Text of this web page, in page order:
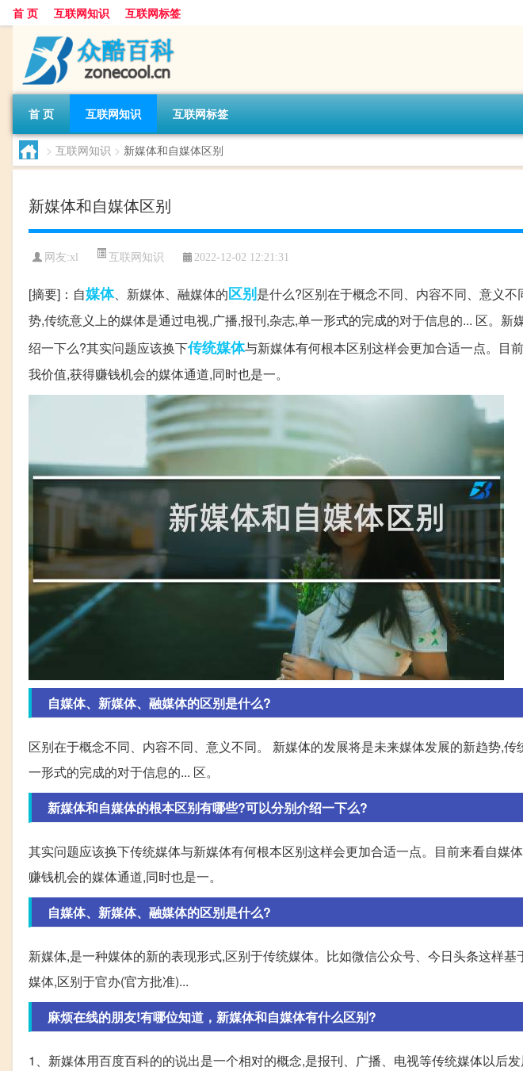
首 页 互联网知识 互联网标签
首 页 互联网知识 互联网标签
> 互联网知识 > 新媒体和自媒体区别
新媒体和自媒体区别
网友:xl 互联网知识 2022-12-02 12:21:31
[摘要]：自媒体、新媒体、融媒体的区别是什么?区别在于概念不同、内容不同、意义
势,传统意义上的媒体是通过电视,广播,报刊,杂志,单一形式的完成的对于信息的... 区。
绍一下么?其实问题应该换下传统媒体与新媒体有何根本区别这样会更加合适一点。目
我价值,获得赚钱机会的媒体通道,同时也是一。
自媒体、新媒体、融媒体的区别是什么?
区别在于概念不同、内容不同、意义不同。 新媒体的发展将是未来媒体发展的新趋势,
一形式的完成的对于信息的... 区。
新媒体和自媒体的根本区别有哪些?可以分别介绍一下么?
其实问题应该换下传统媒体与新媒体有何根本区别这样会更加合适一点。目前来看自媒
赚钱机会的媒体通道,同时也是一。
自媒体、新媒体、融媒体的区别是什么?
新媒体,是一种媒体的新的表现形式,区别于传统媒体。比如微信公众号、今日头条这样
媒体,区别于官办(官方批准)...
麻烦在线的朋友!有哪位知道，新媒体和自媒体有什么区别?
1、新媒体用百度百科的的说出是一个相对的概念,是报刊、广播、电视等传统媒体以后